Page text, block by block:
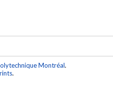
Montréal.
.